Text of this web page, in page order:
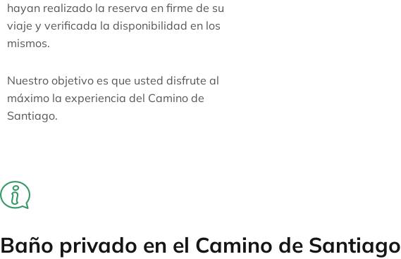
hayan realizado la reserva en firme de su
viaje y verificada la disponibilidad en los
mismos.
Nuestro objetivo es que usted disfrute al
máximo la experiencia del Camino de
Santiago.
Baño privado en el Camino de Santiago